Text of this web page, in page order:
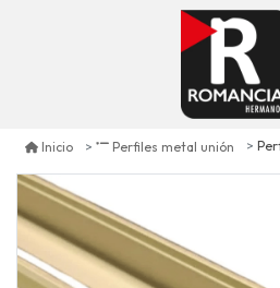
Inicio Perfiles metal unión Perfil